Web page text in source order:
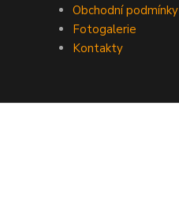
Obchodní podmínky
Fotogalerie
Kontakty